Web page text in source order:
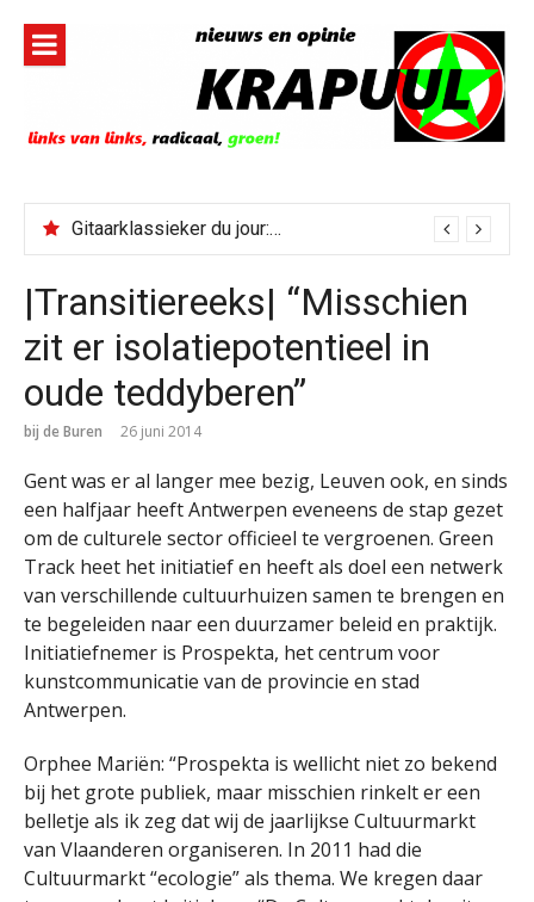
inhoud
Gitaarklassieker du jour: Paris, Texas/Cold Was The Night, Hard Was The Ground
|Transitiereeks| “Misschien
zit er isolatiepotentieel in
oude teddyberen”
bij de Buren 26 juni 2014
Gent was er al langer mee bezig, Leuven ook, en sinds
een halfjaar heeft Antwerpen eveneens de stap gezet
om de culturele sector officieel te vergroenen. Green
Track heet het initiatief en heeft als doel een netwerk
van verschillende cultuurhuizen samen te brengen en
te begeleiden naar een duurzamer beleid en praktijk.
Initiatiefnemer is Prospekta, het centrum voor
kunstcommunicatie van de provincie en stad
Antwerpen.
Orphee Mariën: “Prospekta is wellicht niet zo bekend
bij het grote publiek, maar misschien rinkelt er een
belletje als ik zeg dat wij de jaarlijkse Cultuurmarkt
van Vlaanderen organiseren. In 2011 had die
Cultuurmarkt “ecologie” als thema. We kregen daar